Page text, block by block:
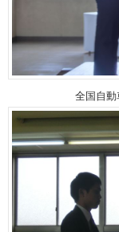
全国自動